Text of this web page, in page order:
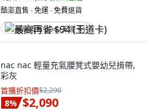
酷澎直售 ∙ 免運 ∙ 免費退貨
最高再省 $94 (王道卡)
nac nac 輕量充氣腰凳式嬰幼兒揹帶,
彩灰
首購折扣價$2,290
8% $2,090